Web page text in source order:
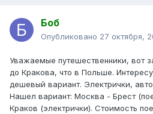
Боб
Опубликовано 27 октября,
Уважаемые путешественники, вот
до Кракова, что в Польше.
дешевый вариант. Электрички,
Нашел вариант: Москва - Брест
Краков (электрички). Стоимость